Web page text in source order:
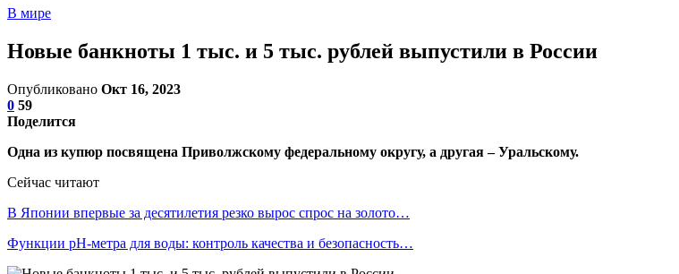
В мире
Новые банкноты 1 тыс. и 5 тыс. рублей выпустили в России
Опубликовано Окт 16, 2023
0 59
Поделится
Одна из купюр посвящена Приволжскому федеральному округу, а другая – Уральскому.
Сейчас читают
В Японии впервые за десятилетия резко вырос спрос на золото…
Функции pH-метра для воды: контроль качества и безопасность…